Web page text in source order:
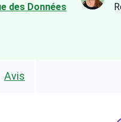
des Données
Avis